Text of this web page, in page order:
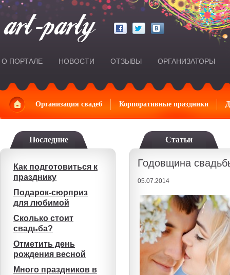
О ПОРТАЛЕ НОВОСТИ ОТЗЫВЫ ОРГАНИЗАТОРЫ
ГлавнаяОрганизация свадеб Корпоративные праздники
Последние
Как подготовиться к
празднику
Подарок-сюрприз
для любимой
Сколько стоит
свадьба?
Отметить день
рождения весной
Много праздников в
Статьи
Годовщина
05.07.2014